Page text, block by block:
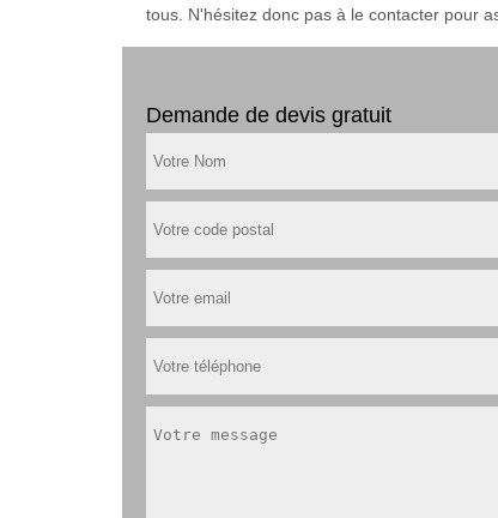
tous. N'hésitez donc pas à le contacter pour
Demande de devis gratuit